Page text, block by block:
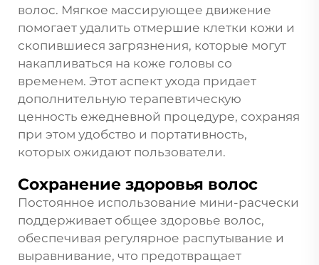
волос. Мягкое массирующее движение
помогает удалить отмершие клетки кожи и
скопившиеся загрязнения, которые могут
накапливаться на коже головы со
временем. Этот аспект ухода придает
дополнительную терапевтическую
ценность ежедневной процедуре, сохраняя
при этом удобство и портативность,
которых ожидают пользователи.
Сохранение здоровья волос
Постоянное использование мини-расчески
поддерживает общее здоровье волос,
обеспечивая регулярное распутывание и
выравнивание, что предотвращает